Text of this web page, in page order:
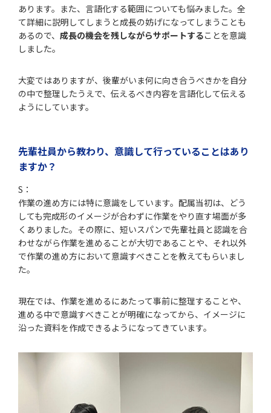
あります。また、言語化する範囲についても悩みました。全
て詳細に説明してしまうと成長の妨げになってしまうことも
あるので、 成長の機会を残しながらサポートすることを意識
しました。
大変ではありますが、後輩がいま何に向き合うべきかを自分
の中で整理したうえで、伝えるべき内容を言語化して伝える
ようにしています。
先輩社員から教わり、意識して行っていることはあり
ますか？
S：
作業の進め方には特に意識をしています。配属当初は、どう
しても完成形のイメージが合わずに作業をやり直す場面が多
くありました。その際に、短いスパンで先輩社員と認識を合
わせながら作業を進めることが大切であることや、それ以外
で作業の進め方において意識すべきことを教えてもらいまし
た。
現在では、作業を進めるにあたって事前に整理することや、
進める中で意識すべきことが明確になってから、イメージに
沿った資料を作成できるようになってきています。